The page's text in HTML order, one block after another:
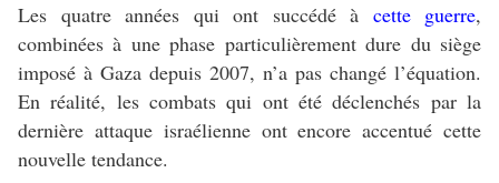
Les quatre années qui ont succédé à cette guerre,
combinées à une phase particulièrement dure du siège
imposé à Gaza depuis 2007, n’a pas changé l’équation.
En réalité, les combats qui ont été déclenchés par la
dernière attaque israélienne ont encore accentué cette
nouvelle tendance.